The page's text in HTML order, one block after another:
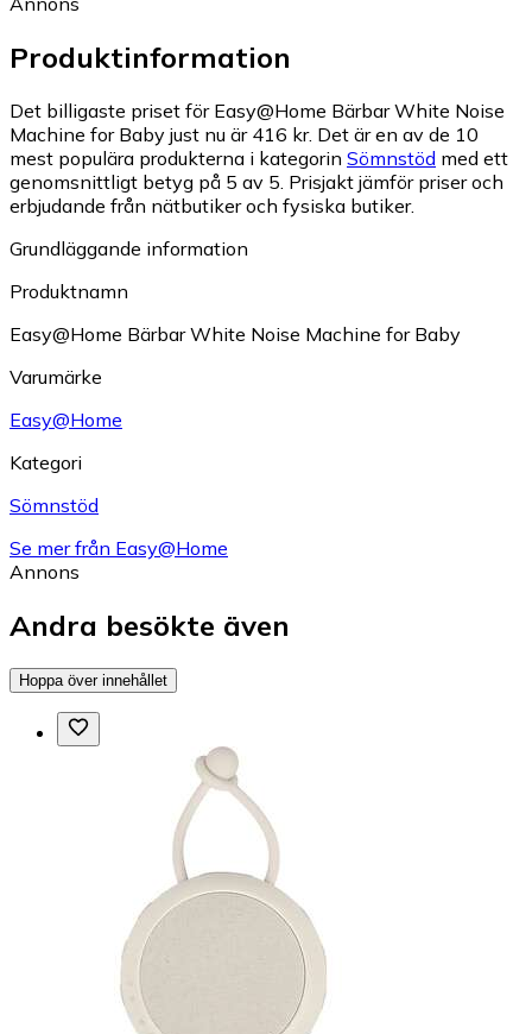
Produktinformation
Det billigaste priset för Easy@Home Bärbar White Noise
Machine for Baby just nu är 416 kr. Det är en av de 10
mest populära produkterna i kategorin Sömnstöd med ett
genomsnittligt betyg på 5 av 5. Prisjakt jämför priser och
erbjudande från nätbutiker och fysiska butiker.
Grundläggande information
Produktnamn
Easy@Home Bärbar White Noise Machine for Baby
Varumärke
Easy@Home
Kategori
Sömnstöd
Se mer från Easy@Home
Annons
Andra besökte även
Hoppa över innehållet